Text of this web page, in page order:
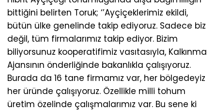
bittiğini belirten Toruk; ‘’Ayçiçeklerimiz ekildi,
bütün ülke genelinde takip ediyoruz. Sadece biz
değil, tüm firmalarımız takip ediyor. Bizim
biliyorsunuz kooperatifimiz vasıtasıyla, Kalkınma
Ajansının önderliğinde bakanlıkla çalışıyoruz.
Burada da 16 tane firmamız var, her bölgedeyiz
her üründe çalışıyoruz. Özellikle milli tohum
üretim özelinde çalışmalarımız var. Bu sene ki